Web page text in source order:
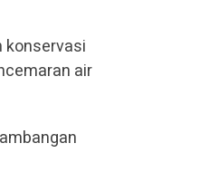
konservasi
air